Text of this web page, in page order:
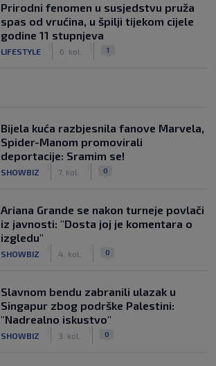
Prirodni fenomen u susjedstvu pruža
spas od vrućina, u špilji tijekom cijele
godine 11 stupnjeva
LIFESTYLE 6. kol. 1
Bijela kuća razbjesnila fanove Marvela,
Spider-Manom promovirali
deportacije: Sramim se!
SHOWBIZ 7. kol. 0
Ariana Grande se nakon turneje povlači
iz javnosti: "Dosta joj je komentara o
izgledu"
SHOWBIZ 4. kol. 0
Slavnom bendu zabranili ulazak u
Singapur zbog podrške Palestini:
"Nadrealno iskustvo"
SHOWBIZ 3. kol. 0